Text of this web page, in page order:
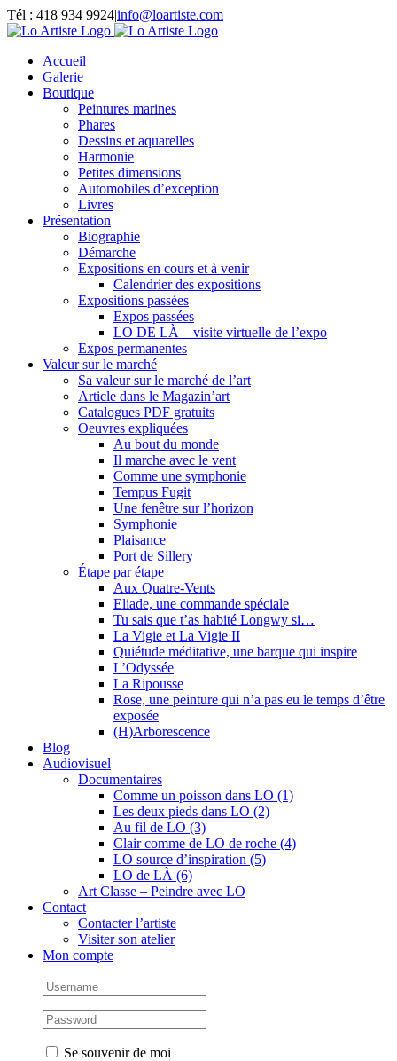
Passer
au
Tél : 418 934 9924|info@loartiste.com
Facebook
Instagram
Email
Pinterest
YouTube
Accueil
Galerie
Boutique
Peintures marines
Phares
Dessins et aquarelles
Harmonie
Petites dimensions
Automobiles d’exception
Livres
Présentation
Biographie
Démarche
Expositions en cours et à venir
Calendrier des expositions
Expositions passées
Expos passées
LO DE LÀ – visite virtuelle de l’expo
Expos permanentes
Valeur sur le marché
Sa valeur sur le marché de l’art
Article dans le Magazin’art
Catalogues PDF gratuits
Oeuvres expliquées
Au bout du monde
Il marche avec le vent
Comme une symphonie
Tempus Fugit
Une fenêtre sur l’horizon
Symphonie
Plaisance
Port de Sillery
Étape par étape
Aux Quatre-Vents
Eliade, une commande spéciale
Tu sais que t’as habité Longwy si…
La Vigie et La Vigie II
Quiétude méditative, une barque qui inspire
L’Odyssée
La Ripousse
Rose, une peinture qui n’a pas eu le temps d’être
exposée
(H)Arborescence
Blog
Audiovisuel
Documentaires
Comme un poisson dans LO (1)
Les deux pieds dans LO (2)
Au fil de LO (3)
Clair comme de LO de roche (4)
LO source d’inspiration (5)
LO de LÀ (6)
Art Classe – Peindre avec LO
Contact
Contacter l’artiste
Visiter son atelier
Mon compte
Se souvenir de moi